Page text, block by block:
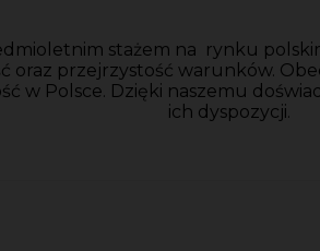
stażem na rynku
oraz przejrzystość warunków.
w Polsce. Dzięki naszemu
ich dyspozycji.